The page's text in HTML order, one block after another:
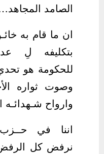
الصامد
ان ما قام به
بتكليفه لِ
للحكومة هو
وصوت ثواره
وارواح شـهدائـه
اننا في
نرفض كل